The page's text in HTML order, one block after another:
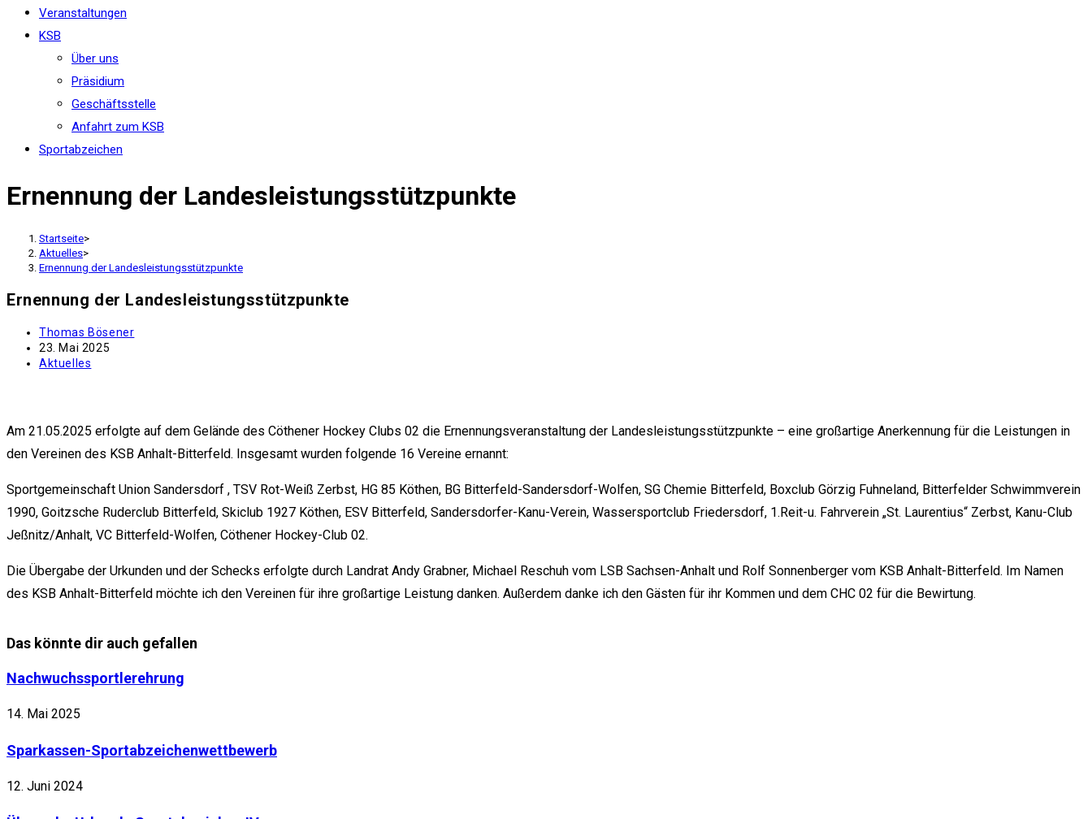
Veranstaltungen
KSB
Über uns
Präsidium
Geschäftsstelle
Anfahrt zum KSB
Sportabzeichen
Ernennung der Landesleistungsstützpunkte
Startseite>
Aktuelles>
Ernennung der Landesleistungsstützpunkte
Ernennung der Landesleistungsstützpunkte
Beitrags-
Autor:
Thomas Bösener
Beitrag
veröffentlicht:
23. Mai 2025
Beitrags-
Aktuelles
Am 21.05.2025 erfolgte auf dem Gelände des Cöthener Hockey Clubs 02 die Ernennungsveranstaltung der Landesleistungsstützpunkte – eine großartige Anerkennung für die Leistungen in
den Vereinen des KSB Anhalt-Bitterfeld. Insgesamt wurden folgende 16 Vereine ernannt:
Sportgemeinschaft Union Sandersdorf , TSV Rot-Weiß Zerbst, HG 85 Köthen, BG Bitterfeld-Sandersdorf-Wolfen, SG Chemie Bitterfeld, Boxclub Görzig Fuhneland, Bitterfelder Schwimmverein
1990, Goitzsche Ruderclub Bitterfeld, Skiclub 1927 Köthen, ESV Bitterfeld, Sandersdorfer-Kanu-Verein, Wassersportclub Friedersdorf, 1.Reit-u. Fahrverein „St. Laurentius“ Zerbst, Kanu-Club
Jeßnitz/Anhalt, VC Bitterfeld-Wolfen, Cöthener Hockey-Club 02.
Die Übergabe der Urkunden und der Schecks erfolgte durch Landrat Andy Grabner, Michael Reschuh vom LSB Sachsen-Anhalt und Rolf Sonnenberger vom KSB Anhalt-Bitterfeld. Im Namen
des KSB Anhalt-Bitterfeld möchte ich den Vereinen für ihre großartige Leistung danken. Außerdem danke ich den Gästen für ihr Kommen und dem CHC 02 für die Bewirtung.
Das könnte dir auch gefallen
Nachwuchssportlerehrung
14. Mai 2025
Sparkassen-Sportabzeichenwettbewerb
12. Juni 2024